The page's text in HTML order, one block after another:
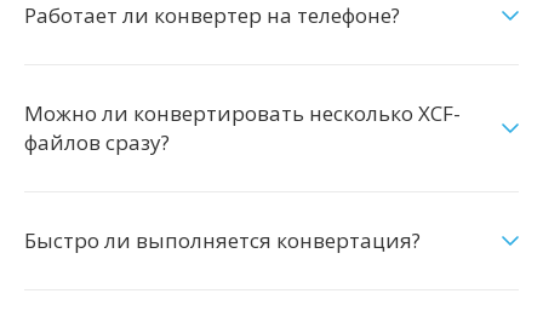
Работает ли конвертер на телефоне?
Можно ли конвертировать несколько XCF-
файлов сразу?
Быстро ли выполняется конвертация?